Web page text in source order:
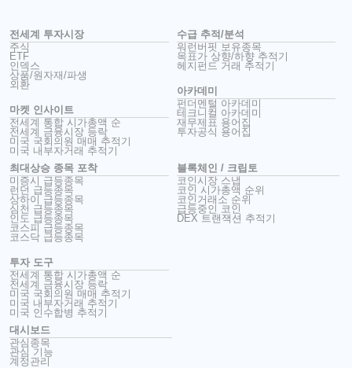
전세계 투자시장
주식
ETF
인덱스
상품/원자재/파생
외환
마켓 인사이트
전세계 통합 시가총액 순
전세계 금융시장 등락
미국 국회의원 매매 추적기
미국 내부자거래 추적기
수급 추적/분석
워런버핏 보유종목
목표가 상향/하향 추적기
헤지펀드 거래 추적기
아카데미
펀더멘털 아카데미
테크니컬 아카데미
재무제표 용어집
투자공식 용어집
최대상승 종목 포착
미증시 급등종목
런던 급등종목
상하이 급등종목
심천 급등종목
인도 급등종목
코스피 급등종목
코스닥 급등종목
투자 도구
전세계 통합 시가총액 순
전세계 금융시장 등락
미국 국회의원 매매 추적기
미국 내부자거래 추적기
미국 인수합병 추적기
블록체인 / 크립토
코인시장 스냅
코인 시가총액 순위
코인거래소 순위
급등중인 코인
DEX 트랜잭션 추적기
대시보드
관심종목
관심 기능
계정관리